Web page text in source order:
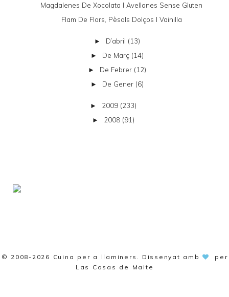
Magdalenes De Xocolata I Avellanes Sense Gluten
Flam De Flors, Pèsols Dolços I Vainilla
► D’abril (13)
► De Març (14)
► De Febrer (12)
► De Gener (6)
► 2009 (233)
► 2008 (91)
© 2008-2026 Cuina per a llaminers . Dissenyat amb
per
Las Cosas de Maite